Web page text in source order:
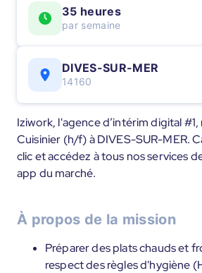
35 heures
par semaine
DIVES-SUR-MER
14160
Iziwork, l'agence d’intérim digital
Cuisinier (h/f) à DIVES-SUR-MER.
clic et accédez à tous nos services
app du marché.
À propos de la mission
Préparer des plats chauds et
respect des règles d'hygiène